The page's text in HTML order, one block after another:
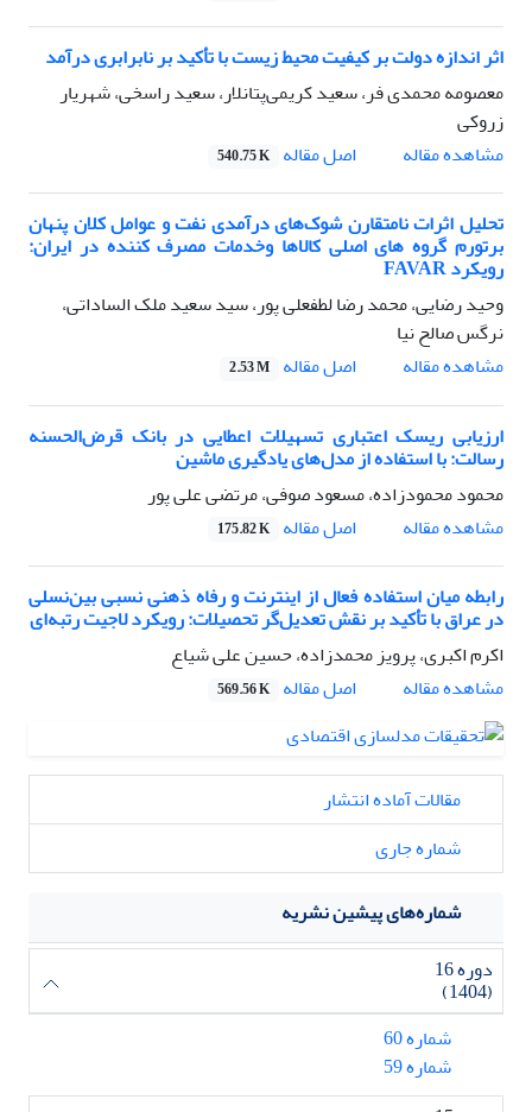
اثر اندازه دولت بر کیفیت محیط زیست با تأکید بر نابرابری درآمد
معصومه محمدی فر، سعید کریمی‌پتانلار، سعید راسخی، شهریار
زروکی
مشاهده مقاله
اصل مقاله 540.75 K
تحلیل اثرات نامتقارن شوک‌های درآمدی نفت و عوامل کلان پنهان
برتورم گروه های اصلی کالاها وخدمات مصرف کننده در ایران:
رویکرد FAVAR
وحید رضایی، محمد رضا لطفعلی پور، سید سعید ملک الساداتی،
نرگس صالح نیا
مشاهده مقاله
اصل مقاله 2.53 M
ارزیابی ریسک اعتباری تسهیلات اعطایی در بانک قرض‌الحسنه
رسالت: با استفاده از مدل‌های یادگیری ماشین
محمود محمودزاده، مسعود صوفی، مرتضی علی پور
مشاهده مقاله
اصل مقاله 175.82 K
رابطه میان استفاده فعال از اینترنت و رفاه ذهنی نسبی بین‌نسلی
در عراق با تأکید بر نقش تعدیل‌گر تحصیلات: رویکرد لاجیت رتبه‌ای
اکرم اکبری، پرویز محمدزاده، حسین علی شیاع
مشاهده مقاله
اصل مقاله 569.56 K
مقالات آماده انتشار
شماره جاری
شماره‌های پیشین نشریه
دوره 16
(1404)
شماره 60
شماره 59